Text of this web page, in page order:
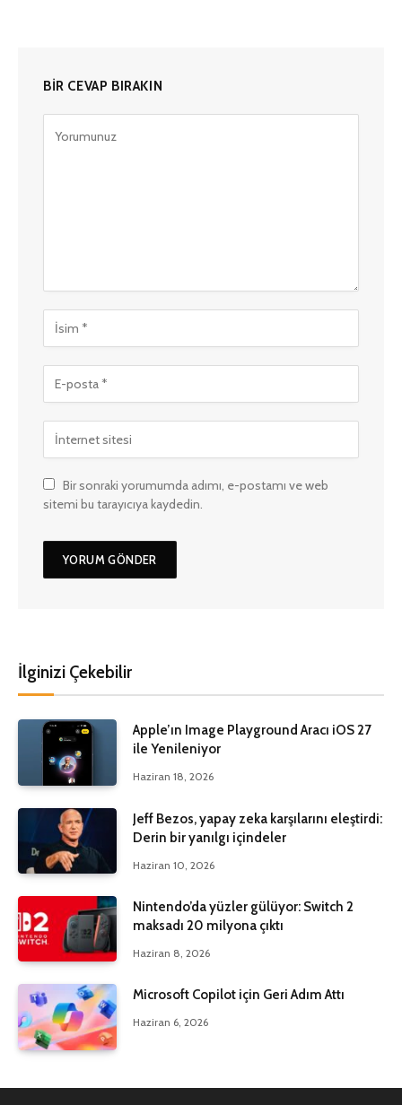
BIR CEVAP BIRAKIN
Bir sonraki yorumumda adımı, e-postamı ve web
sitemi bu tarayıcıya kaydedin.
İlginizi Çekebilir
Apple’ın Image Playground Aracı iOS 27
ile Yenileniyor
Haziran 18, 2026
Jeff Bezos, yapay zeka karşılarını eleştirdi:
Derin bir yanılgı içindeler
Haziran 10, 2026
Nintendo’da yüzler gülüyor: Switch 2
maksadı 20 milyona çıktı
Haziran 8, 2026
Microsoft Copilot için Geri Adım Attı
Haziran 6, 2026